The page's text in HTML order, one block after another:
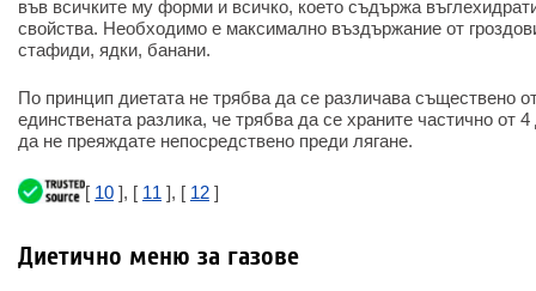
във всичките му форми и всичко, което съдържа
свойства. Необходимо е максимално въздържание от
стафиди, ядки, банани.
По принцип диетата не трябва да се различава съществено
единствената разлика, че трябва да се храните частично от
да не преяждате непосредствено преди лягане.
[ 10 ], [ 11 ], [ 12 ]
Диетично меню за газове